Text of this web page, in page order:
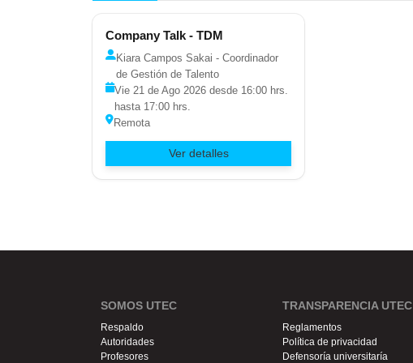
Company Talk - TDM
Kiara Campos Sakai - Coordinador
de Gestión de Talento
Vie 21 de Ago 2026 desde 16:00 hrs.
hasta 17:00 hrs.
Remota
Ver detalles
SOMOS UTEC
Respaldo
Autoridades
Profesores
TRANSPARENCIA UTEC
Reglamentos
Política de privacidad
Defensoría universitaría